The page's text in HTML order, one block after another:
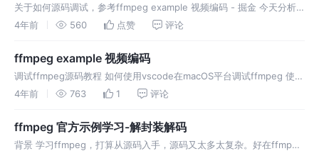
关于如何源码调试，参考ffmpeg example 视频编码 - 掘金 今天分析
encode_audio.c学习ffmpeg如何编码音频数据。 由于太简单了，直接
4年前 560 点赞 评论
ffmpeg example 视频编码
调试ffmpeg源码教程 如何使用vscode在macOS平台调试ffmpeg 使用
Xcode调试ffmpeg 今天用Xcode调试分析 encode_video.c 配置
4年前 763 1 评论
ffmpeg 官方示例学习-解封装解码
背景 学习ffmpeg，打算从源码入手，源码又太多太复杂。好在ffmpeg